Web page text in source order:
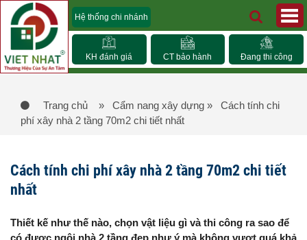
Hệ thống chi nhánh
KH đánh giá CT bảo hành Đang thi công
Trang chủ » Cẩm nang xây dựng » Cách tính chi
phí xây nhà 2 tầng 70m2 chi tiết nhất
Cách tính chi phí xây nhà 2 tầng 70m2 chi tiết
nhất
Thiết kế như thế nào, chọn vật liệu gì và thi công ra sao để
có được ngôi nhà 2 tầng đẹp như ý mà không vượt quá khả